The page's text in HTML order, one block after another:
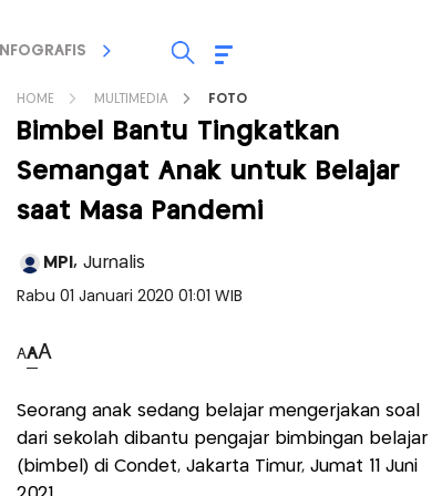
INFOGRAFIS TV STREAMING
HOME MULTIMEDIA FOTO
Bimbel Bantu Tingkatkan
Semangat Anak untuk Belajar
saat Masa Pandemi
MPI, Jurnalis
Rabu 01 Januari 2020 01:01 WIB
AAA
Seorang anak sedang belajar mengerjakan soal
dari sekolah dibantu pengajar bimbingan belajar
(bimbel) di Condet, Jakarta Timur, Jumat 11 Juni